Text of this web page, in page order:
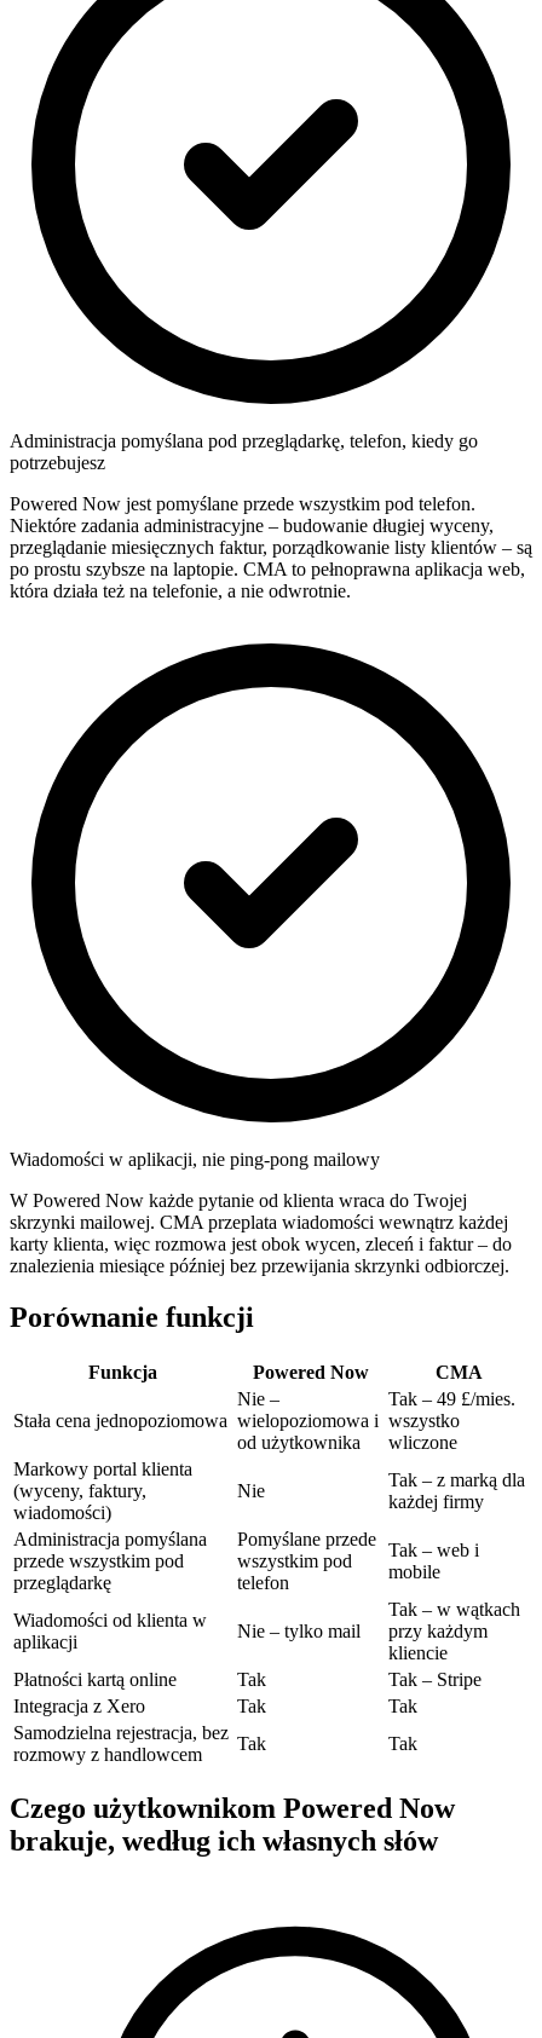
Administracja pomyślana pod przeglądarkę, telefon, kiedy go
potrzebujesz
Powered Now jest pomyślane przede wszystkim pod telefon.
Niektóre zadania administracyjne – budowanie długiej wyceny,
przeglądanie miesięcznych faktur, porządkowanie listy klientów – są
po prostu szybsze na laptopie. CMA to pełnoprawna aplikacja web,
która działa też na telefonie, a nie odwrotnie.
Wiadomości w aplikacji, nie ping-pong mailowy
W Powered Now każde pytanie od klienta wraca do Twojej
skrzynki mailowej. CMA przeplata wiadomości wewnątrz każdej
karty klienta, więc rozmowa jest obok wycen, zleceń i faktur – do
znalezienia miesiące później bez przewijania skrzynki odbiorczej.
Porównanie funkcji
Funkcja Powered Now CMA‎
Stała cena jednopoziomowa
Nie –
wielopoziomowa i
od użytkownika
Tak – 49 £/mies.
wszystko
wliczone
Markowy portal klienta
(wyceny, faktury,
wiadomości)
Nie
Tak – z marką dla
każdej firmy
Administracja pomyślana
przede wszystkim pod
przeglądarkę
Pomyślane przede
wszystkim pod
telefon
Tak – web i
mobile
Wiadomości od klienta w
aplikacji
Nie – tylko mail
Tak – w wątkach
przy każdym
kliencie
Płatności kartą online
Tak
Tak – Stripe
Integracja z Xero
Tak
Tak
Samodzielna rejestracja, bez
rozmowy z handlowcem
Tak Tak
Czego użytkownikom Powered Now
brakuje, według ich własnych słów